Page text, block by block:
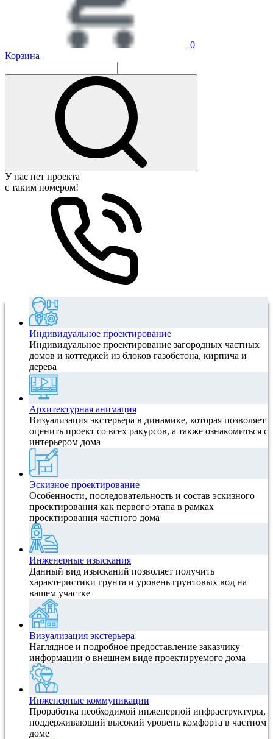
0
Корзина
У нас нет проекта
с таким номером!
Индивидуальное проектирование
Индивидуальное проектирование загородных частных
домов и коттеджей из блоков газобетона, кирпича и
дерева
Архитектурная анимация
Визуализация экстерьера в динамике, которая позволяет
оценить проект со всех ракурсов, а также ознакомиться с
интерьером дома
Эскизное проектирование
Особенности, последовательность и состав эскизного
проектирования как первого этапа в рамках
проектирования частного дома
Инженерные изыскания
Данный вид изысканий позволяет получить
характеристики грунта и уровень грунтовых вод на
вашем участке
Визуализация экстерьера
Наглядное и подробное предоставление заказчику
информации о внешнем виде проектируемого дома
Инженерные коммуникации
Проработка необходимой инженерной инфраструктуры,
поддерживающий высокий уровень комфорта в частном
доме